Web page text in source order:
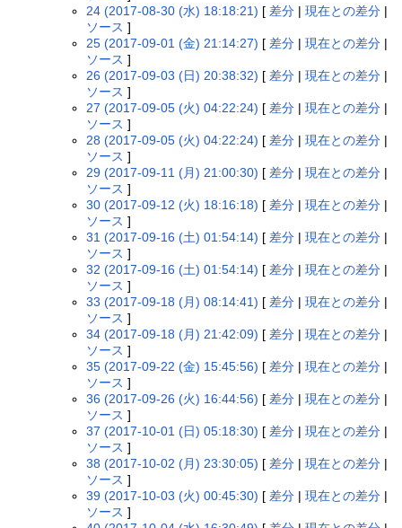
24 (2017-08-30 (水) 18:18:21) [ 差分 |現在との差分 |
ソース ]
25 (2017-09-01 (金) 21:14:27) [ 差分 |現在との差分 |
ソース ]
26 (2017-09-03 (日) 20:38:32) [ 差分 |現在との差分 |
ソース ]
27 (2017-09-05 (火) 04:22:24) [ 差分 |現在との差分 |
ソース ]
28 (2017-09-05 (火) 04:22:24) [ 差分 |現在との差分 |
ソース ]
29 (2017-09-11 (月) 21:00:30) [ 差分 |現在との差分 |
ソース ]
30 (2017-09-12 (火) 18:16:18) [ 差分 |現在との差分 |
ソース ]
31 (2017-09-16 (土) 01:54:14) [ 差分 |現在との差分 |
ソース ]
32 (2017-09-16 (土) 01:54:14) [ 差分 |現在との差分 |
ソース ]
33 (2017-09-18 (月) 08:14:41) [ 差分 |現在との差分 |
ソース ]
34 (2017-09-18 (月) 21:42:09) [ 差分 |現在との差分 |
ソース ]
35 (2017-09-22 (金) 15:45:56) [ 差分 |現在との差分 |
ソース ]
36 (2017-09-26 (火) 16:44:56) [ 差分 |現在との差分 |
ソース ]
37 (2017-10-01 (日) 05:18:30) [ 差分 |現在との差分 |
ソース ]
38 (2017-10-02 (月) 23:30:05) [ 差分 |現在との差分 |
ソース ]
39 (2017-10-03 (火) 00:45:30) [ 差分 |現在との差分 |
ソース ]